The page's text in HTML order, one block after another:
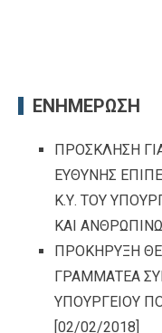
ΕΝΗΜΕΡΩΣΗ
ΠΡΟΣΚΛΗΣΗ
ΕΥΘΥΝΗΣ
Κ.Υ. ΤΟΥ
ΚΑΙ
ΠΡΟΚΗΡΥΞΗ
ΓΡΑΜΜΑΤΕΑ
ΥΠΟΥΡΓΕΙΟΥ
[02/02/2018]